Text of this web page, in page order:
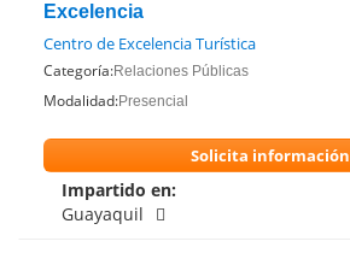
Excelencia
Centro de Excelencia Turística
Categoría:Relaciones Públicas
Modalidad:Presencial
Impartido en:
Guayaquil
Solicita información